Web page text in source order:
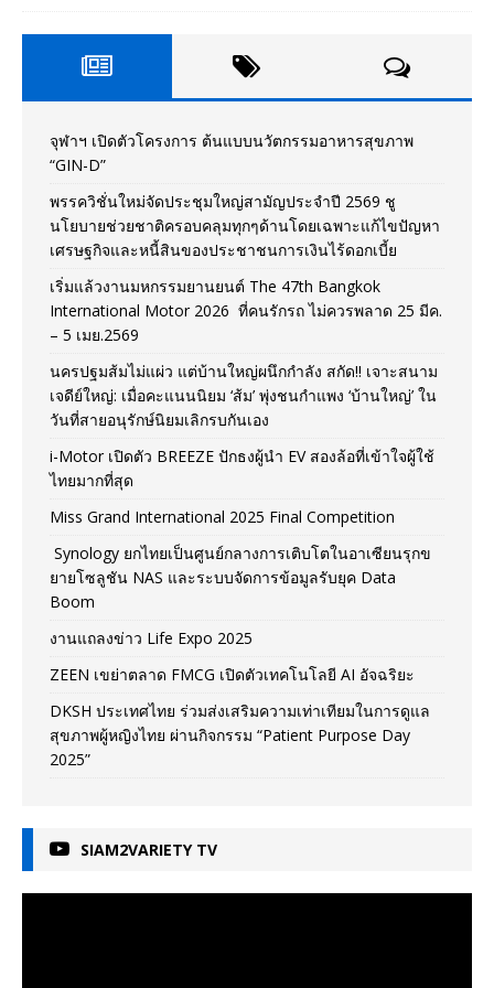
จุฬาฯ เปิดตัวโครงการ ต้นแบบนวัตกรรมอาหารสุขภาพ
“GIN-D”
พรรควิชั่นใหม่จัดประชุมใหญ่สามัญประจำปี 2569 ชู
นโยบายช่วยชาติครอบคลุมทุกๆด้านโดยเฉพาะแก้ไขปัญหา
เศรษฐกิจและหนี้สินของประชาชนการเงินไร้ดอกเบี้ย
เริ่มแล้วงานมหกรรมยานยนต์ The 47th Bangkok
International Motor 2026 ที่คนรักรถ ไม่ควรพลาด 25 มีค.
– 5 เมย.2569
นครปฐมส้มไม่แผ่ว แต่บ้านใหญ่ผนึกกำลัง สกัด!! เจาะสนาม
เจดีย์ใหญ่: เมื่อคะแนนนิยม ‘ส้ม’ พุ่งชนกำแพง ‘บ้านใหญ่’ ใน
วันที่สายอนุรักษ์นิยมเลิกรบกันเอง
i-Motor เปิดตัว BREEZE ปักธงผู้นำ EV สองล้อที่เข้าใจผู้ใช้
ไทยมากที่สุด
Miss Grand International 2025 Final Competition
Synology ยกไทยเป็นศูนย์กลางการเติบโตในอาเซียนรุกข
ยายโซลูชัน NAS และระบบจัดการข้อมูลรับยุค Data
Boom
งานแถลงข่าว Life Expo 2025
ZEEN เขย่าตลาด FMCG เปิดตัวเทคโนโลยี AI อัจฉริยะ
DKSH ประเทศไทย ร่วมส่งเสริมความเท่าเทียมในการดูแล
สุขภาพผู้หญิงไทย ผ่านกิจกรรม “Patient Purpose Day
2025”
SIAM2VARIETY TV